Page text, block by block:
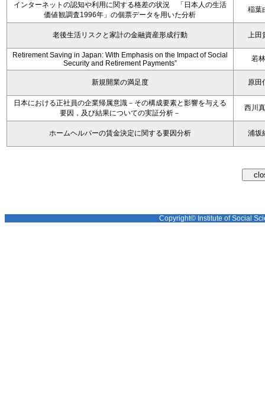
インターネットの認知や利用に関する格差の状況 「日本人の生活
価値観調査1996年」の個票データを用いた分析
稲葉
老後生活リスクと家計の金融資産形成行動 上田
Retirement Saving in Japan: With Emphasis on the Impact of Social
Security and Retirement Payments”
若
新規開業の満足度 原田
日本における正社員の企業帰属意識－その構成要素と影響を与える
要因，及び結果についての実証分析－
西川
ホームヘルパーの賃金決定に関する要因分析 浦坂
Copyright© Institute of Social